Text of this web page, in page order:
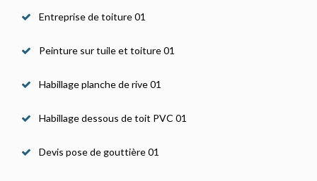
Entreprise de toiture 01
Peinture sur tuile et toiture 01
Habillage planche de rive 01
Habillage dessous de toit PVC 01
Devis pose de gouttière 01